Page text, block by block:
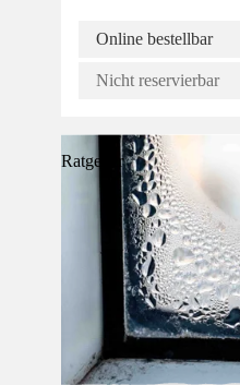
Online bestellbar
Nicht reservierbar
Ratgeber